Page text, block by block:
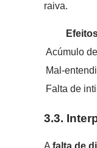
raiva.
Acúmulo de
Mal-
Falta de
3.3.
A falta de